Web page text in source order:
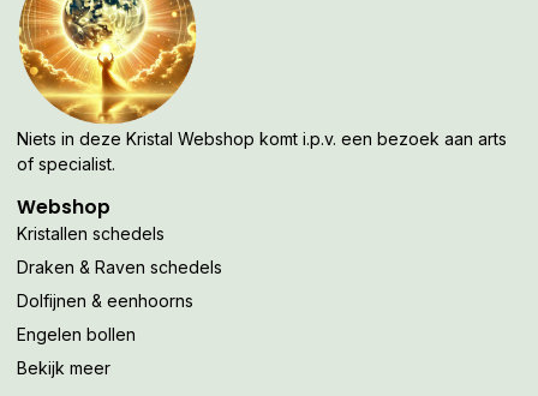
Niets in deze Kristal Webshop komt i.p.v. een bezoek aan arts
of specialist.
Webshop
Kristallen schedels
Draken & Raven schedels
Dolfijnen & eenhoorns
Engelen bollen
Bekijk meer